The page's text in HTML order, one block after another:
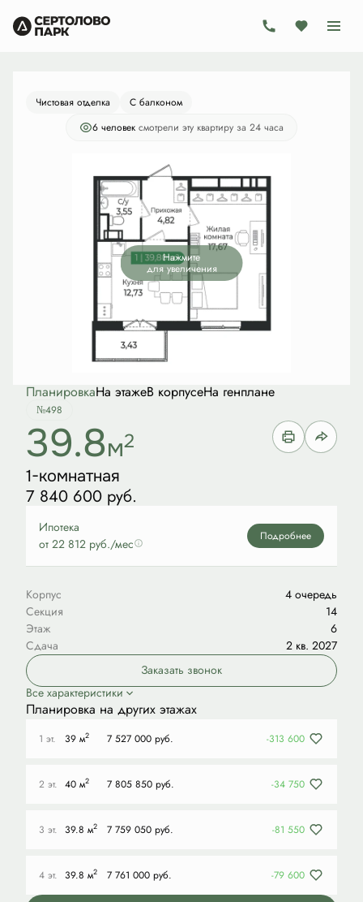
1-комнатная 7 840 600 руб.
Ипотекаот 22 812 руб./мес.
Чистовая отделка
С балконом
6 человек смотрели эту квартиру за 24 часа
Нажмите
для увеличения
ПланировкаНа этажеВ корпусеНа генплане
№498
39.8м2
1-комнатная
7 840 600 руб.
Ипотека
от 22 812 руб./мес
Подробнее
Корпус
4 очередь
Секция
14
Этаж
6
Сдача
2 кв. 2027
Заказать звонок
Все характеристики
Планировка на других этажах
1 эт. 39 м2 7 527 000 руб. -313 600
2 эт. 40 м2 7 805 850 руб. -34 750
3 эт. 39.8 м2 7 759 050 руб. -81 550
4 эт. 39.8 м2 7 761 000 руб. -79 600